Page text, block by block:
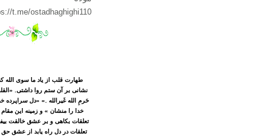
t.me/ostadhaghighi110
طهارت قلب از یاد ما سوی الله
نشانی بر آن ستم روا داشتی.
حَرمِ الله غَیرالله .» «دل سراپرده
خدا را منشان » و زمینه این
تعلقات بکاهی و بر عشق خالقت
تعلقات در دل راه یابد از عشق